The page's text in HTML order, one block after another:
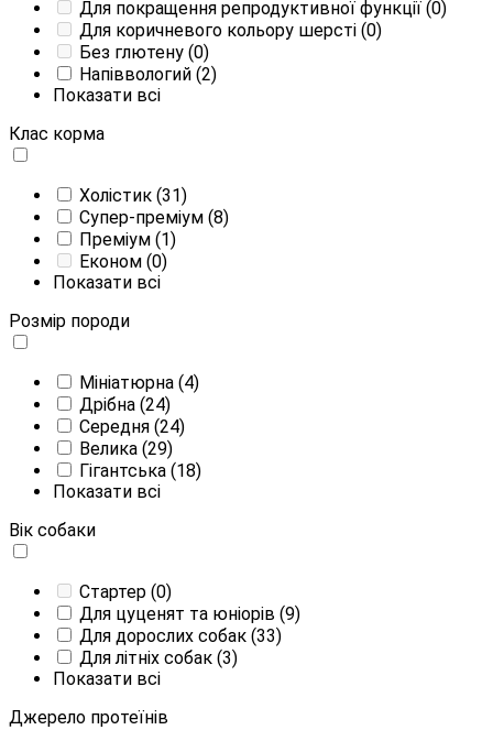
Для покращення репродуктивної функції (0)
Для коричневого кольору шерсті (0)
Без глютену (0)
Напіввологий (2)
Показати всі
Клас корма
Холістик (31)
Супер-преміум (8)
Преміум (1)
Економ (0)
Показати всі
Розмір породи
Мініатюрна (4)
Дрібна (24)
Середня (24)
Велика (29)
Гігантська (18)
Показати всі
Вік собаки
Стартер (0)
Для цуценят та юніорів (9)
Для дорослих собак (33)
Для літніх собак (3)
Показати всі
Джерело протеїнів